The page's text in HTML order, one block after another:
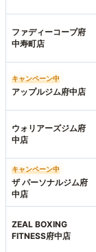
ファディーコープ府
中寿町店
キャンペーン中
アップルジム府中店
ウォリアーズジム府
中店
キャンペーン中
ザ パーソナルジム府
中店
ZEAL BOXING
FITNESS府中店